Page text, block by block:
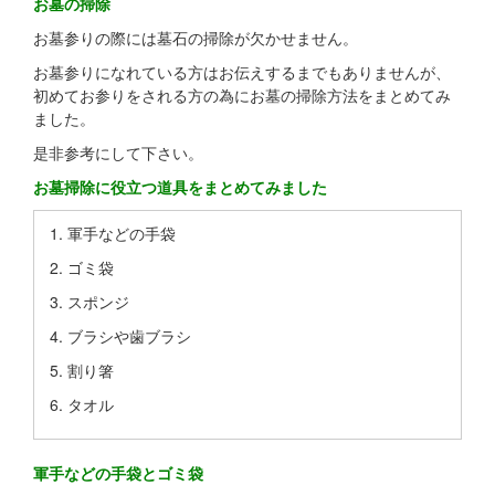
お墓参りの際には墓石の掃除が欠かせません。
お墓参りになれている方はお伝えするまでもありませんが、
初めてお参りをされる方の為にお墓の掃除方法をまとめてみ
ました。
是非参考にして下さい。
お墓掃除に役立つ道具をまとめてみました
軍手などの手袋
ゴミ袋
スポンジ
ブラシや歯ブラシ
割り箸
タオル
軍手などの手袋とゴミ袋